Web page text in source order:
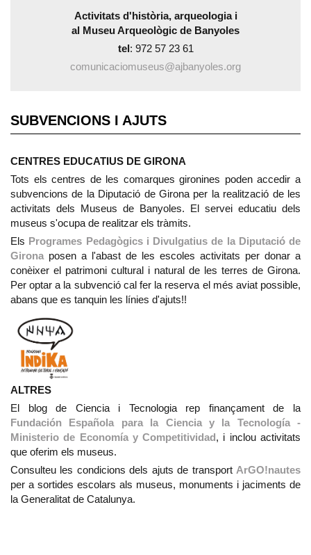
Activitats d'història, arqueologia i
al Museu Arqueològic de Banyoles
tel: 972 57 23 61
comunicaciomuseus@ajbanyoles.org
SUBVENCIONS I AJUTS
CENTRES EDUCATIUS DE GIRONA
Tots els centres de les comarques gironines poden accedir a
subvencions de la Diputació de Girona per la realització de les
activitats dels Museus de Banyoles. El servei educatiu dels
museus s'ocupa de realitzar els tràmits.
Els Programes Pedagògics i Divulgatius de la Diputació de
Gironaposen a l'abast de les escoles activitats per donar a
conèixer el patrimoni cultural i natural de les terres de Girona.
Per optar a la subvenció cal fer la reserva el més aviat possible,
abans que es tanquin les línies d'ajuts!!
ALTRES
El blog de Ciencia i Tecnologia rep finançament de la
Fundación Española para la Ciencia y la Tecnología -
Ministerio de Economía y Competitividad , i inclou activitats
que oferim els museus.
Consulteu les condicions dels ajuts de transport ArGO!nautes
per a sortides escolars als museus, monuments i jaciments de
la Generalitat de Catalunya.